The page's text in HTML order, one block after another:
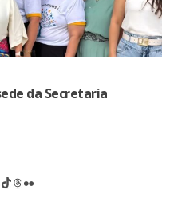
da Secretaria
TikTok
Threads
Flickr